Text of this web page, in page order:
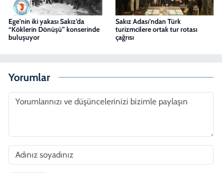
Ege’nin iki yakası Sakız’da
“Köklerin Dönüşü” konserinde
buluşuyor
Sakız Adası’ndan Türk
turizmcilere ortak tur rotası
çağrısı
Yorumlar